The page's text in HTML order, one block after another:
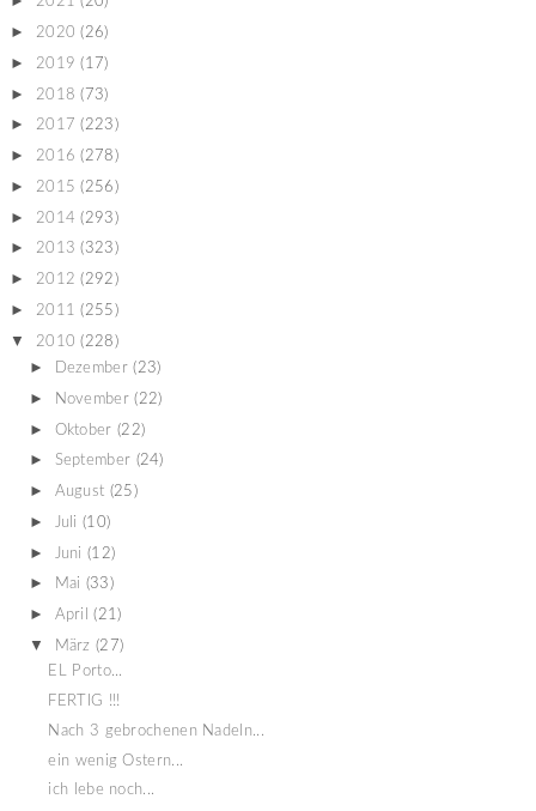
► 2020 (26)
► 2019 (17)
► 2018 (73)
► 2017 (223)
► 2016 (278)
► 2015 (256)
► 2014 (293)
► 2013 (323)
► 2012 (292)
► 2011 (255)
▼ 2010 (228)
► Dezember (23)
► November (22)
► Oktober (22)
► September (24)
► August (25)
► Juli (10)
► Juni (12)
► Mai (33)
► April (21)
▼ März (27)
EL Porto...
FERTIG !!!
Nach 3 gebrochenen Nadeln...
ein wenig Ostern...
ich lebe noch...